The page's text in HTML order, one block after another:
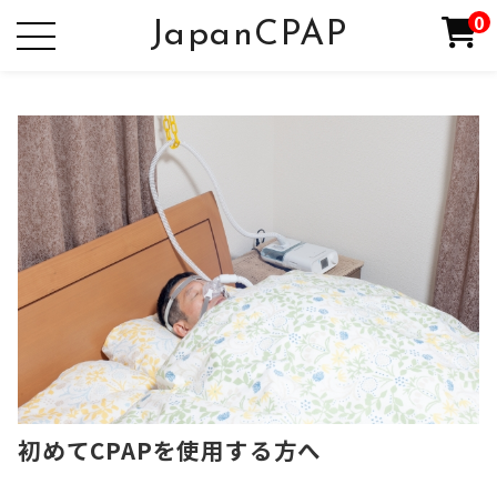
JapanCPAP 0
初めてCPAPを使用する方へ